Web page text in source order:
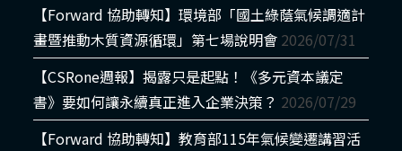
【Forward 協助轉知】環境部「國土綠蔭氣候調適計
畫暨推動木質資源循環」第七場說明會 2026/07/31
【CSRone週報】揭露只是起點！《多元資本議定
書》要如何讓永續真正進入企業決策？ 2026/07/29
【Forward 協助轉知】教育部115年氣候變遷講習活